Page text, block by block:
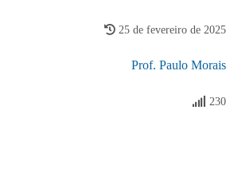
25 de fevereiro de 2025
Prof. Paulo Morais
230